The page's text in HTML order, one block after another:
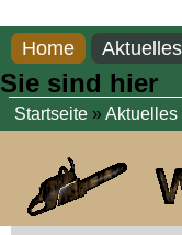
Home Aktuelles
Sie sind hier
Startseite» Aktuelles